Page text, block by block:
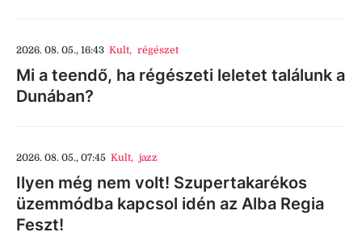
2026. 08. 05., 16:43 Kult, régészet
Mi a teendő, ha régészeti leletet találunk a
Dunában?
2026. 08. 05., 07:45 Kult, jazz
Ilyen még nem volt! Szupertakarékos
üzemmódba kapcsol idén az Alba Regia
Feszt!